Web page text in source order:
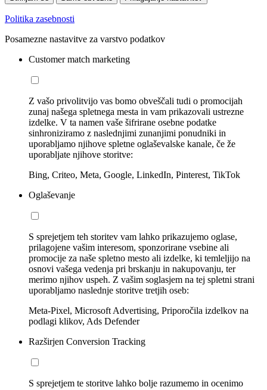
Politika zasebnosti
Posamezne nastavitve za varstvo podatkov
Customer match marketing
Z vašo privolitvijo vas bomo obveščali tudi o promocijah
zunaj našega spletnega mesta in vam prikazovali ustrezne
izdelke. V ta namen vaše šifrirane osebne podatke
sinhroniziramo z naslednjimi zunanjimi ponudniki in
uporabljamo njihove spletne oglaševalske kanale, če že
uporabljate njihove storitve:
Bing, Criteo, Meta, Google, LinkedIn, Pinterest, TikTok
Oglaševanje
S sprejetjem teh storitev vam lahko prikazujemo oglase,
prilagojene vašim interesom, sponzorirane vsebine ali
promocije za naše spletno mesto ali izdelke, ki temleljijo na
osnovi vašega vedenja pri brskanju in nakupovanju, ter
merimo njihov uspeh. Z vašim soglasjem na tej spletni strani
uporabljamo naslednje storitve tretjih oseb:
Meta-Pixel, Microsoft Advertising, Priporočila izdelkov na
podlagi klikov, Ads Defender
Razširjen Conversion Tracking
S sprejetjem te storitve lahko bolje razumemo in ocenimo